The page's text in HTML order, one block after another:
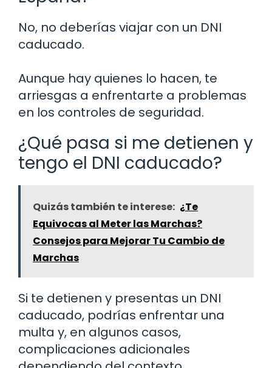
No, no deberías viajar con un DNI
caducado.
Aunque hay quienes lo hacen, te
arriesgas a enfrentarte a problemas
en los controles de seguridad.
¿Qué pasa si me detienen y
tengo el DNI caducado?
Quizás también te interese: ¿Te
Equivocas al Meter las Marchas?
Consejos para Mejorar Tu Cambio de
Marchas
Si te detienen y presentas un DNI
caducado, podrías enfrentar una
multa y, en algunos casos,
complicaciones adicionales